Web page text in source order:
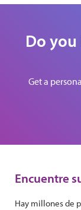
Do
Get a
Encuentre
Hay millones de